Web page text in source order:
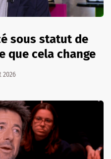
sous statut de
que cela change
2026